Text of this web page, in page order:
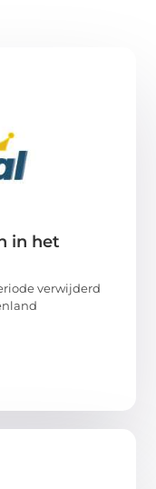
in het
verwijderd